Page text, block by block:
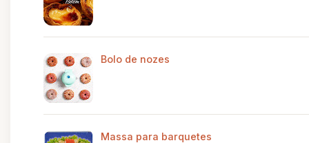
Bolo de nozes
Massa para barquetes